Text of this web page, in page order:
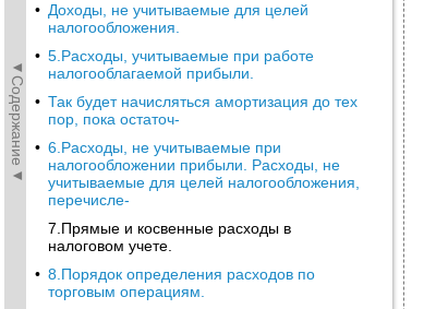
◄Содержание◄
• Доходы, не учитываемые для целей
налогообложения.
• 5.Расходы, учитываемые при работе
налогооблагаемой прибыли.
• Так будет начисляться амортизация до тех
пор, пока остаточ-
• 6.Расходы, не учитываемые при
налогообложении прибыли. Расходы, не
учитываемые для целей налогообложения,
перечисле-
7.Прямые и косвенные расходы в
налоговом учете.
• 8.Порядок определения расходов по
торговым операциям.